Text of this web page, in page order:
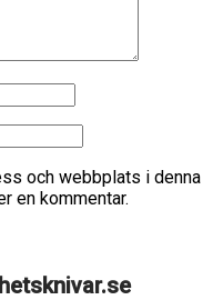
och webbplats i denna
en kommentar.